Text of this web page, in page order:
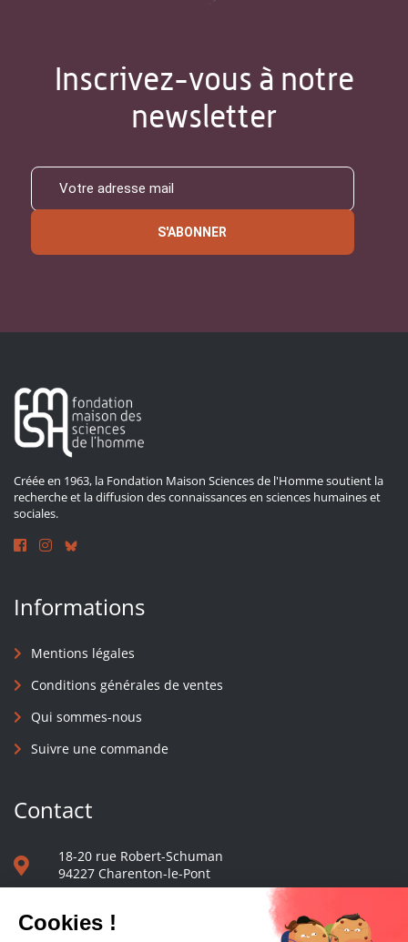
Inscrivez-vous à notre
newsletter
S'ABONNER
Créée en 1963, la Fondation Maison Sciences de l'Homme soutient la
recherche et la diffusion des connaissances en sciences humaines et
sociales.
Informations
Mentions légales
Conditions générales de ventes
Qui sommes-nous
Suivre une commande
Contact
18-20 rue Robert-Schuman
94227 Charenton-le-Pont